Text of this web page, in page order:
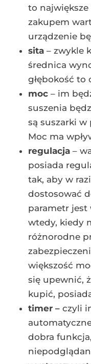
to
zakupem
urządzenie
sita – zwykle
średnica
głębokość to
moc – im
suszenia
są suszarki w
Moc ma
regulacja –
posiada
tak, aby w
dostosować
parametr jest
wtedy, kiedy
różnorodne
większość
się upewnić,
kupić,
timer – czyli
dobra